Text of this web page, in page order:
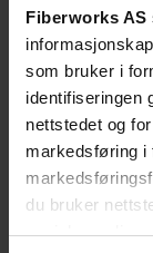
Fiberworks AS
som bruker i
identifiseringen
nettstedet og
markedsføring i
du bruker
sosiale medier
(Rx power
m]
Max.
[dBm]
DDM
Konnektor